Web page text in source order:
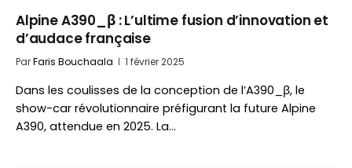
Alpine A390_β : L’ultime fusion d’innovation et
d’audace française
ParFaris Bouchaala 1 février 2025
Dans les coulisses de la conception de l’A390_β, le
show-car révolutionnaire préfigurant la future Alpine
A390, attendue en 2025. La…